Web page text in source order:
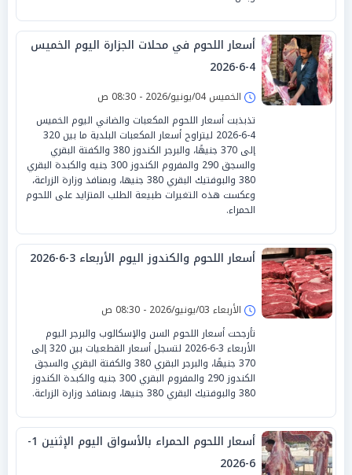
أسعار اللحوم في محلات الجزارة اليوم الخميس
4-6-2026
الخميس 04/يونيو/2026 - 08:30 ص
تذبذبت أسعار اللحوم المكعبات والضاني اليوم الخميس
4-6-2026 ليتراوح أسعار المكعبات البلدية ما بين 320
إلى 370 جنيهًا، والبرجر الكندوز 380 والكفتة البقري
والسجق 290 والمفروم الكندوز 300 جنيه والكبدة البقري
380 والبوفتيك البقري 380 جنيها، وبمنافذ وزارة الزراعة،
وعكست هذه التغيرات طبيعة الطلب المتزايد على اللحوم
الحمراء.
أسعار اللحوم والكندوز اليوم الأربعاء 3-6-2026
الأربعاء 03/يونيو/2026 - 08:30 ص
تأرجحت أسعار اللحوم السن والإسكالوب والبرجر اليوم
الأربعاء 3-6-2026 لتسجل أسعار القطعيات بين 320 إلى
370 جنيهًا، والبرجر البقري 380 والكفتة البقري والسجق
الكندوز 290 والمفروم البقري 300 جنيه والكبدة الكندوز
380 والبوفتيك البقري 380 جنيها، وبمنافذ وزارة الزراعة.
أسعار اللحوم الحمراء بالأسواق اليوم الإثنين 1-
6-2026